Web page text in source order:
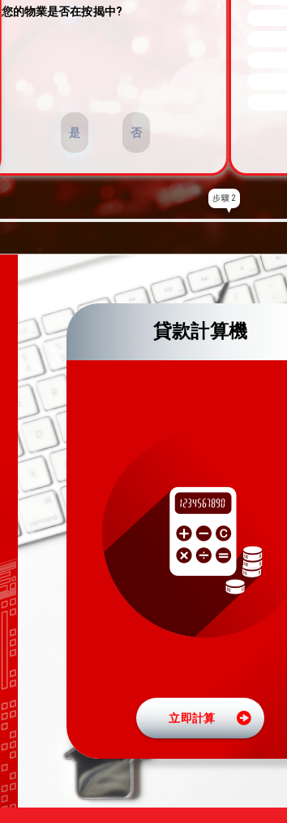
您的物業是否在按揭中?
是 否
步驟 2
貸款計算機
立即計算